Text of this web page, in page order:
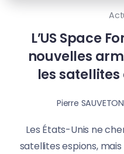
L’US Space
nouvelles
les
Pierre SAUVETON
Les États-Unis ne
satellites espions,